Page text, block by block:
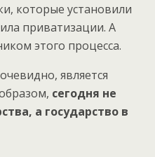
которые установили
приватизации. А
этого процесса.
является
сегодня не
а государство в